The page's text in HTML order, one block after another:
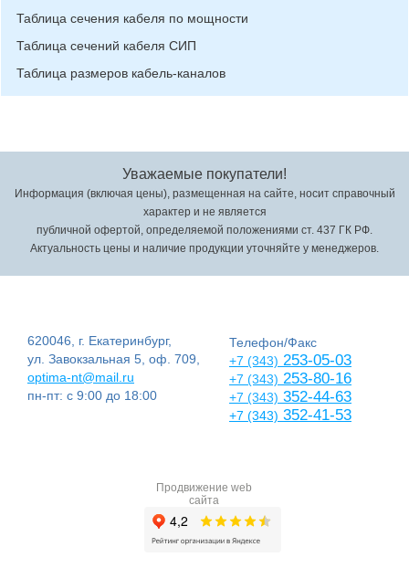
Таблица сечения кабеля по мощности
Таблица сечений кабеля СИП
Таблица размеров кабель-каналов
Уважаемые покупатели!
Информация (включая цены), размещенная на сайте, носит справочный
характер и не является
публичной офертой, определяемой положениями ст. 437 ГК РФ.
Актуальность цены и наличие продукции уточняйте у менеджеров.
620046, г. Екатеринбург,
ул. Завокзальная 5, оф. 709,
optima-nt@mail.ru
пн-пт: с 9:00 до 18:00
Телефон/Факс
+7 (343) 253-05-03
+7 (343) 253-80-16
+7 (343) 352-44-63
+7 (343) 352-41-53
Продвижение web
сайта